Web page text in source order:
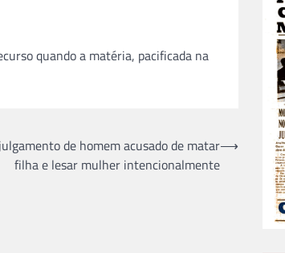
quando a matéria, pacificada na
de homem acusado de matar
filha e lesar mulher intencionalmente
⟶